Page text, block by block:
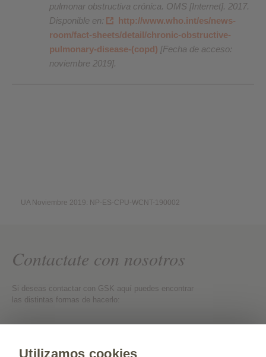
pulmonar obstructiva crónica. OMS [Internet]. 2017.
Disponible en:
http://www.who.int/es/news-
room/fact-sheets/detail/chronic-obstructive-
pulmonary-disease-(copd) [Fecha de acceso:
noviembre 2019].
UA Noviembre 2019: NP-ES-CPU-WCNT-190002
Contactate con nosotros
Si deseas contactar con GSK aquí puedes encontrar
las distintas formas de hacerlo:
Utilizamos cookies